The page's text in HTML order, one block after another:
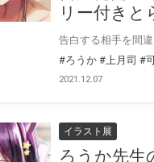
リー付きと
#ろうか #上月司 #
2021.12.07
イラスト展
ろうか先生